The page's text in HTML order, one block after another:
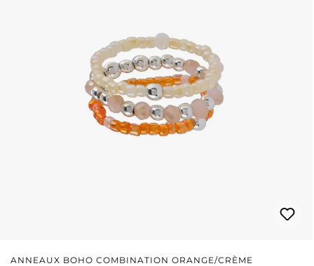
ANNEAUX BOHO COMBINATION ORANGE/CRÈME